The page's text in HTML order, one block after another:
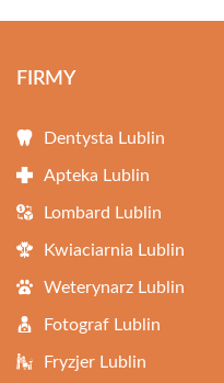
FIRMY
Dentysta Lublin
Apteka Lublin
Lombard Lublin
Kwiaciarnia Lublin
Weterynarz Lublin
Fotograf Lublin
Fryzjer Lublin